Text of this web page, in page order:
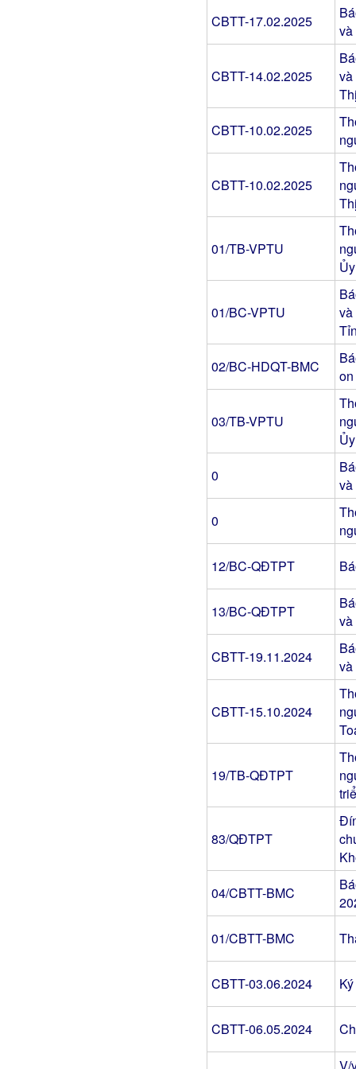
CBTT-17.02.2025
CBTT-14.02.2025
và
CBTT-10.02.2025
CBTT-10.02.2025
01/TB-VPTU
01/BC-VPTU
02/BC-HDQT-BMC
03/TB-VPTU
0
0
12/BC-QĐTPT
13/BC-QĐTPT
CBTT-19.11.2024
CBTT-15.10.2024
19/TB-QĐTPT
83/QĐTPT
04/CBTT-BMC
01/CBTT-BMC
CBTT-03.06.2024
CBTT-06.05.2024